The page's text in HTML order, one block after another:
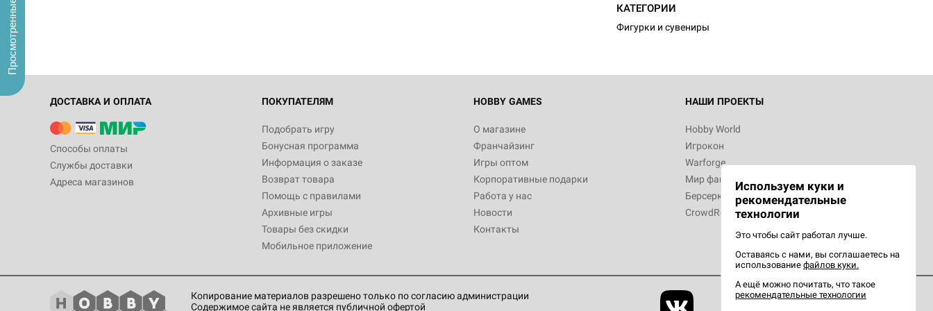
КАТЕГОРИИ
Фигурки и сувениры
ДОСТАВКА И ОПЛАТА
Способы оплаты
Службы доставки
Адреса магазинов
ПОКУПАТЕЛЯМ
Подобрать игру
Бонусная программа
Информация о заказе
Возврат товара
Помощь с правилами
Архивные игры
Товары без скидки
Мобильное приложение
HOBBY GAMES
О магазине
Франчайзинг
Игры оптом
Корпоративные подарки
Работа у нас
Новости
Контакты
НАШИ ПРОЕКТЫ
Hobby World
Игрокон
Warforge
Мир фантастики
Берсерк
CrowdRepublic
Копирование материалов разрешено только по согласию администрации
Содержимое сайта не является публичной офертой
Используем куки и
рекомендательные
технологии
Это чтобы сайт работал лучше.
Оставаясь с нами, вы соглашаетесь на
использование файлов куки.
А ещё можно почитать, что такое
рекомендательные технологии
Просмотренные
Белая смерть
12 990
Настольная игра Hobby World Берсерк.
3 490